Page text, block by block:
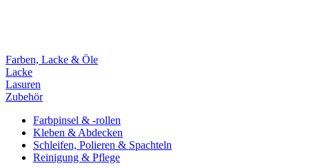
Farben, Lacke & Öle
Lacke
Lasuren
Zubehör
Farbpinsel & -rollen
Kleben & Abdecken
Schleifen, Polieren & Spachteln
Reinigung & Pflege